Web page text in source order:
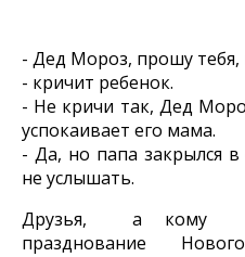
- Дед Мороз, прошу тебя,
- кричит ребенок.
- Не кричи так, Дед
успокаивает его мама.
- Да, но папа закрылся
не услышать.
Друзья, а кому
празднование